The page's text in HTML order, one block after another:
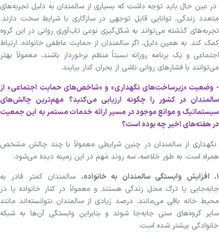
در عین حال باید توجه داشت که بسیاری از سالمندان به دلیل تجربه‌های
متعدد زندگی، توانایی قابل توجهی در سازگاری با شرایط سخت دارند.
تجربه‌های گذشته می‌تواند به شکل‌گیری نوعی تاب‌آوری روانی در این گروه
کمک کند. به همین دلیل، اگر سالمندان از حمایت عاطفی خانواده، ارتباط
اجتماعی و یک برنامه روزانه نسبتاً منظم برخوردار باشند، معمولاً بهتر
می‌توانند با فشار‌های روانی ناشی از بحران کنار بیایند.
- وضعیت «زیرساخت‌های نگهداری» و «شاخص‌های حمایت اجتماعی» از
سالمندان در کشور را چگونه ارزیابی می‌کنید؟ مهم‌ترین چالش‌های
سیستماتیک و موانع موجود در مسیر ارائه خدمات مستمر به این جمعیت
در هفته‌های اخیر چه بوده است؟
نگهداری از سالمندان در چنین شرایطی معمولاً با چند چالش مشخص
همراه است: به طور خلاصه، سه روند مهم در این زمینه دیده می‌شود:
۱. افزایش وابستگی سالمندان به خانواده.
سالمندان کمتر قادر به
جابه‌جایی یا ترک محل زندگی هستند و معمولاً در کنار خانواده یا در
محیط خانه باقی می‌مانند. درصد زیادی از سالمندان نتوانسته‌اند مانند
سایر گروه‌های سنی جابه‌جا شوند و بنابراین وابستگی آن‌ها به شبکه
خانوادگی بیشتر شده است.